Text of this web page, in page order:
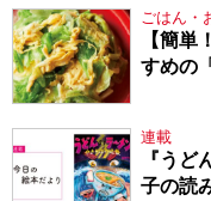
ごはん・
【簡単
すめの
連載
『う
子の読